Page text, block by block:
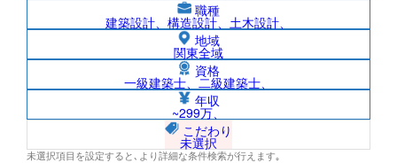
職種
建築設計、構造設計、土木設計、
地域
関東全域
資格
一級建築士、二級建築士、
年収
~299万、
こだわり
未選択
未選択項目を設定すると､より詳細な条件検索が行えます｡
プラント土木建築施工管理/千葉県の求人
検索結果一覧